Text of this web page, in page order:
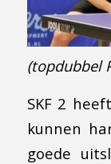
(topdubbel
SKF 2
kunnen
goede